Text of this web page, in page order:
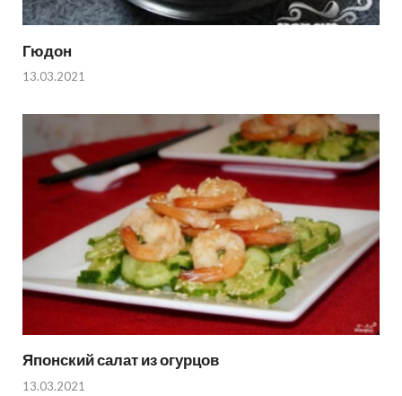
Гюдон
13.03.2021
Японский салат из огурцов
13.03.2021